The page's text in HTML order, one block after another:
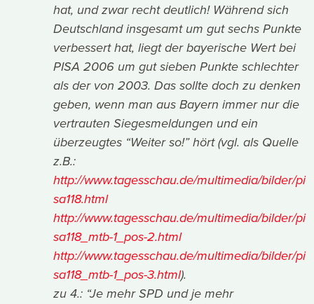
hat, und zwar recht deutlich! Während sich
Deutschland insgesamt um gut sechs Punkte
verbessert hat, liegt der bayerische Wert bei
PISA 2006 um gut sieben Punkte schlechter
als der von 2003. Das sollte doch zu denken
geben, wenn man aus Bayern immer nur die
vertrauten Siegesmeldungen und ein
überzeugtes “Weiter so!” hört (vgl. als Quelle
z.B.:
http://www.tagesschau.de/multimedia/bilder/pi
sa118.html
http://www.tagesschau.de/multimedia/bilder/pi
sa118_mtb-1_pos-2.html
http://www.tagesschau.de/multimedia/bilder/pi
sa118_mtb-1_pos-3.html).
zu 4.: “Je mehr SPD und je mehr